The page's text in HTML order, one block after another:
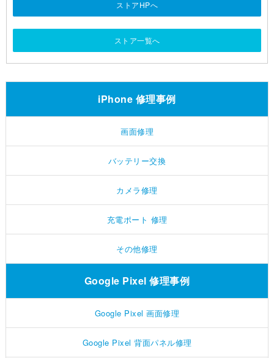
ストアHPへ
ストア一覧へ
iPhone 修理事例
画面修理
バッテリー交換
カメラ修理
充電ポート 修理
その他修理
Google Pixel 修理事例
Google Pixel 画面修理
Google Pixel 背面パネル修理